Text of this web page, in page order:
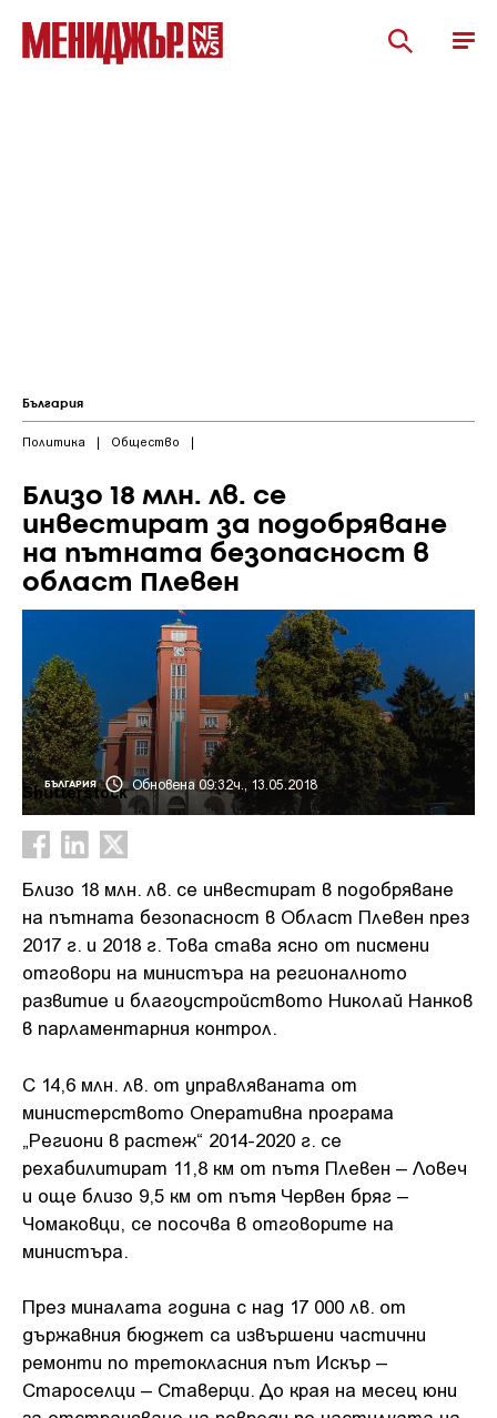
България
Политика | Общество |
Близо 18 млн. лв. се
инвестират за подобряване
на пътната безопасност в
област Плевен
БЪЛГАРИЯ Обновена 09:32ч., 13.05.2018
Shutterstock
Близо 18 млн. лв. се инвестират в подобряване
на пътната безопасност в Област Плевен през
2017 г. и 2018 г. Това става ясно от писмени
отговори на министъра на регионалното
развитие и благоустройството Николай Нанков
в парламентарния контрол.
С 14,6 млн. лв. от управляваната от
министерството Оперативна програма
„Региони в растеж“ 2014-2020 г. се
рехабилитират 11,8 км от пътя Плевен – Ловеч
и още близо 9,5 км от пътя Червен бряг –
Чомаковци, се посочва в отговорите на
министъра.
През миналата година с над 17 000 лв. от
държавния бюджет са извършени частични
ремонти по третокласния път Искър –
Староселци – Ставерци. До края на месец юни